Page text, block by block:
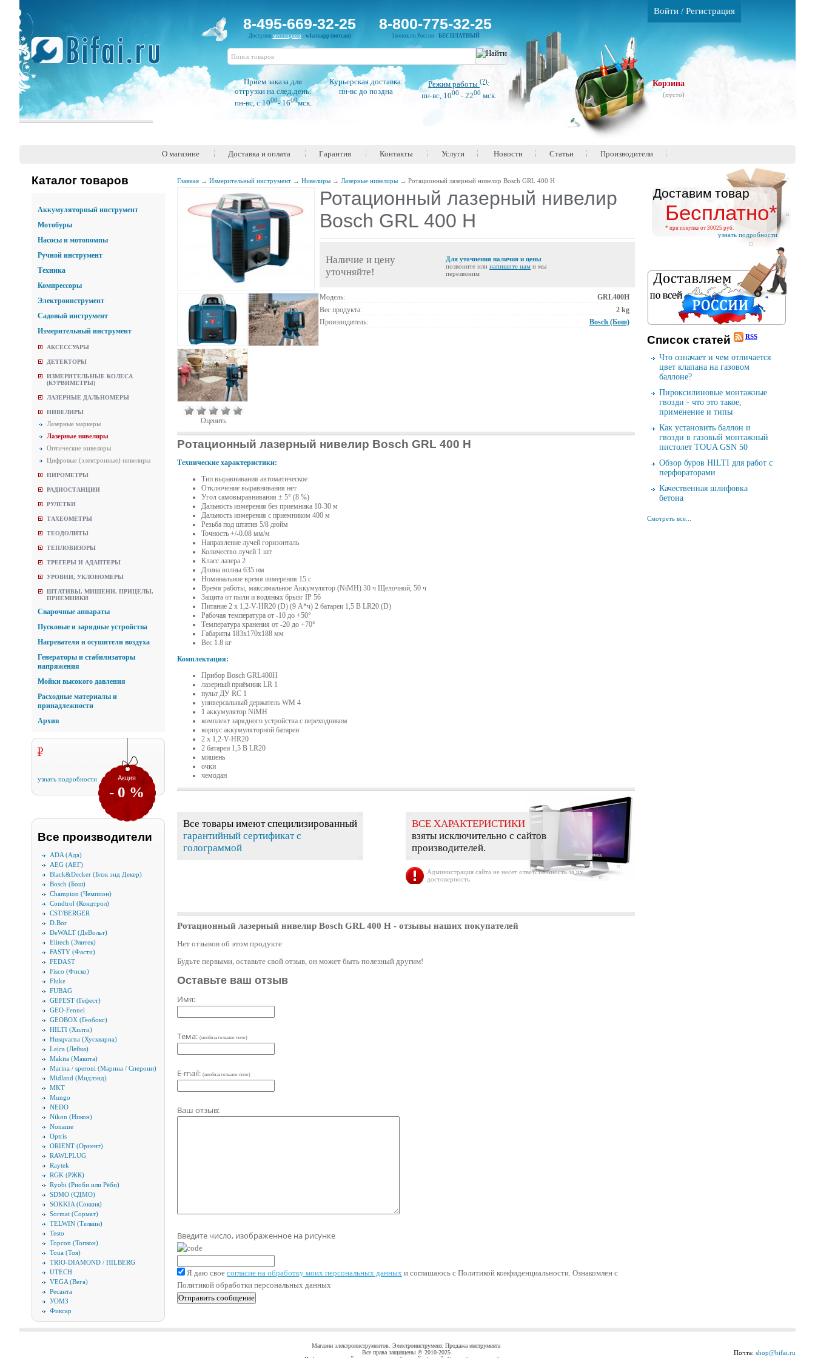
Войти /Регистрация
8-495-669-32-25
Доступен мессенджер- whatsapp (вотсап)
8-800-775-32-25
Звонок по России - БЕСПЛАТНЫЙ
Прием заказа для
отгрузки на след.день:
пн-вс, c 1000- 1600мск.
Курьерская доставка:
пн-вс до поздна
Режим работы(?):
пн-вс, 1000 - 2200 мск.
Корзина
(пусто)
О магазине Доставка и оплата Гарантия Контакты Услуги Новости Статьи Производители
Каталог товаров
Аккумуляторный инструмент
Мотобуры
Насосы и мотопомпы
Ручной инструмент
Техника
Компрессоры
Электроинструмент
Садовый инструмент
Измерительный инструмент
АКСЕССУАРЫ
ДЕТЕКТОРЫ
ИЗМЕРИТЕЛЬНЫЕ КОЛЕСА
(КУРВИМЕТРЫ)
ЛАЗЕРНЫЕ ДАЛЬНОМЕРЫ
НИВЕЛИРЫ
Лазерные маркеры
Лазерные нивелиры
Оптические нивелиры
Цифровые (электронные) нивелиры
ПИРОМЕТРЫ
РАДИОСТАНЦИИ
РУЛЕТКИ
ТАХЕОМЕТРЫ
ТЕОДОЛИТЫ
ТЕПЛОВИЗОРЫ
ТРЕГЕРЫ И АДАПТЕРЫ
УРОВНИ, УКЛОНОМЕРЫ
ШТАТИВЫ, МИШЕНИ, ПРИЦЕЛЫ,
ПРИЕМНИКИ
Сварочные аппараты
Пусковые и зарядные устройства
Нагреватели и осушители воздуха
Генераторы и стабилизаторы
напряжения
Мойки высокого давления
Расходные материалы и
принадлежности
Архив
Акция
- 0 %
узнать подробности
Все производители
ADA (Ада)
AEG (АЕГ)
Black&Decker (Блэк энд Декер)
Bosch (Бош)
Champion (Чемпион)
Condtrol (Кондтрол)
CST/BERGER
D.Bor
DeWALT (ДеВольт)
Elitech (Элитек)
FASTY (Фасти)
FEDAST
Fisco (Фиско)
Fluke
FUBAG
GEFEST (Гефест)
GEO-Fennel
GEOBOX (Геобокс)
HILTI (Хилти)
Husqvarna (Хускварна)
Leica (Лейка)
Makita (Макита)
Marina / speroni (Марина / Сперони)
Midland (Мидлэнд)
MKT
Mungo
NEDO
Nikon (Никон)
Noname
Optris
ORIENT (Ориент)
RAWLPLUG
Raytek
RGK (РЖК)
Ryobi (Риоби или Рёби)
SDMO (СДМО)
SOKKIA (Соккия)
Sormat (Сормат)
TELWIN (Телвин)
Testo
Topcon (Топкон)
Toua (Тоя)
TRIO-DIAMOND / HILBERG
UTECH
VEGA (Вега)
Ресанта
УОМЗ
Фиксар
Главная → Измерительный инструмент → Нивелиры → Лазерные нивелиры → Ротационный лазерный нивелир Bosch GRL 400 H
Оценить
Ротационный лазерный нивелир
Bosch GRL 400 H
Наличие и цену
уточняйте!
Для уточнения наличия и цены
позвоните или напишите нам и мы
перезвоним
Модель:
GRL400H
Вес продукта:
2 kg
Производитель:
Bosch (Бош)
Ротационный лазерный нивелир Bosch GRL 400 H
Технические характеристики:
Тип выравнивания автоматическое
Отключение выравнивания нет
Угол самовыравнивания ± 5° (8 %)
Дальность измерения без приемника 10-30 м
Дальность измерения с приемником 400 м
Резьба под штатив 5/8 дюйм
Точность +/-0.08 мм/м
Направление лучей горизонталь
Количество лучей 1 шт
Класс лазера 2
Длина волны 635 нм
Номинальное время измерения 15 с
Время работы, максимальное Аккумулятор (NiMH) 30 ч Щелочной, 50 ч
Защита от пыли и водяных брызг IP 56
Питание 2 x 1,2-V-HR20 (D) (9 А*ч) 2 батареи 1,5 В LR20 (D)
Рабочая температура от -10 до +50°
Температура хранения от -20 до +70°
Габариты 183х170х188 мм
Вес 1.8 кг
Комплектация:
Прибор Bosch GRL400H
лазерный приёмник LR 1
пульт ДУ RC 1
универсальный держатель WM 4
1 аккумулятор NiMH
комплект зарядного устройства с переходником
корпус аккумуляторной батареи
2 x 1,2-V-HR20
2 батареи 1,5 В LR20
мишень
очки
чемодан
Все товары имеют специлизированный
гарантийный сертификат с
голограммой
ВСЕ ХАРАКТЕРИСТИКИ
взяты исключительно с сайтов
производителей.
Администрация сайта не несет ответственность за их
достоверность.
Ротационный лазерный нивелир Bosch GRL 400 H - отзывы наших покупателей
Нет отзывов об этом продукте
Будьте первыми, оставьте свой отзыв, он может быть полезный другим!
Оставьте ваш отзыв
Имя:
Тема: (необязательное поле)
E-mail: (необязательное поле)
Ваш отзыв:
Введите число, изображенное на рисунке
Я даю свое согласие на обработку моих персональных данных и соглашаюсь с Политикой конфиденциальности. Ознакомлен с
Политикой обработки персональных данных
Доставим товар
Бесплатно*
* при покупке от 30025 руб.
узнать подробности
Cписок cтатей RSS
Что означает и чем отличается
цвет клапана на газовом
баллоне?
Пироксилиновые монтажные
гвозди - что это такое,
применение и типы
Как установить баллон и
гвозди в газовый монтажный
пистолет TOUA GSN 50
Обзор буров HILTI для работ с
перфораторами
Качественная шлифовка
бетона
Смотреть все...
Почта: shop@bifai.ru
Магазин электроинструментов. Электроинструмент. Продажа инструмента
Все права защищены © 2010-2025